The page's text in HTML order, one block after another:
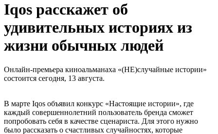
Iqos расскажет об
удивительных историях из
жизни обычных людей
Онлайн-премьера киноальманаха «(НЕ)случайные истории»
состоится сегодня, 13 августа.
В марте Iqos объявил конкурс «Настоящие истории», где
каждый совершеннолетний пользователь бренда сможет
попробовать себя в качестве сценариста. Для этого нужно
было рассказать о счастливых случайностях, которые